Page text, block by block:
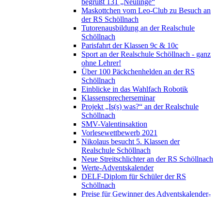
begrüßt 131 „Neulinge“
Maskottchen vom Leo-Club zu Besuch an
der RS Schöllnach
Tutorenausbildung an der Realschule
Schöllnach
Parisfahrt der Klassen 9c & 10c
Sport an der Realschule Schöllnach - ganz
ohne Lehrer!
Über 100 Päckchenhelden an der RS
Schöllnach
Einblicke in das Wahlfach Robotik
Klassensprecherseminar
Projekt „Is(s) was?“ an der Realschule
Schöllnach
SMV-Valentinsaktion
Vorlesewettbewerb 2021
Nikolaus besucht 5. Klassen der
Realschule Schöllnach
Neue Streitschlichter an der RS Schöllnach
Werte-Adventskalender
DELF-Diplom für Schüler der RS
Schöllnach
Preise für Gewinner des Adventskalender-